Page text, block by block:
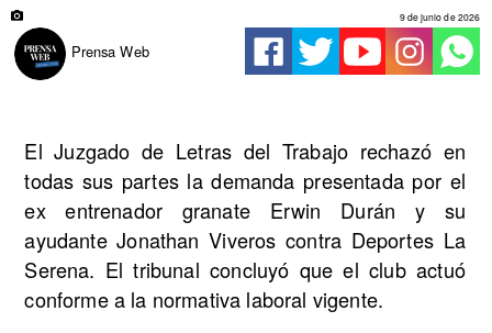
Prensa Web
9 de junio de 2026
El Juzgado de Letras del Trabajo rechazó en
todas sus partes la demanda presentada por el
ex entrenador granate Erwin Durán y su
ayudante Jonathan Viveros contra Deportes La
Serena. El tribunal concluyó que el club actuó
conforme a la normativa laboral vigente.